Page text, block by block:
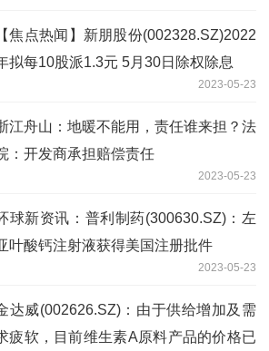
【焦点热闻】新朋股份(002328.SZ)2022
拟每10股派1.3元 5月30日除权除息
2023-05-23
江舟山：地暖不能用，责任谁来担？法
：开发商承担赔偿责任
2023-05-23
球新资讯：普利制药(300630.SZ)：左
叶酸钙注射液获得美国注册批件
2023-05-23
达威(002626.SZ)：由于供给增加及需
疲软，目前维生素A原料产品的价格已